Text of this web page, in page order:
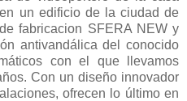
un edificio de la ciudad de
fabricacion SFERA NEW y
antivandálica del conocido
con el que llevamos
Con un diseño innovador
ofrecen lo último en